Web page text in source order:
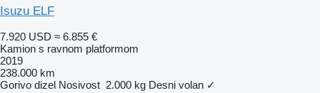
Isuzu ELF
7.920 USD ≈ 6.855 €
Kamion s ravnom platformom
2019
238.000 km
Gorivo dizel Nosivost 2.000 kg Desni volan ✓